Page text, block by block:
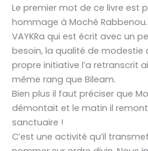
Le premier mot de ce livre est
hommage à Moché Rabbenou.
VAYKRa qui est écrit avec un
besoin, la qualité de modestie
propre initiative l’a retranscrit
même rang que Bileam.
Bien plus il faut préciser que
démontait et le matin il
sanctuaire !
C’est une activité qu’il